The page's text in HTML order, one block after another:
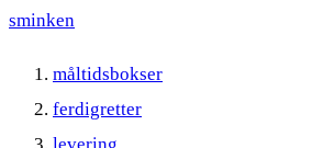
sminken
måltidsbokser
ferdigretter